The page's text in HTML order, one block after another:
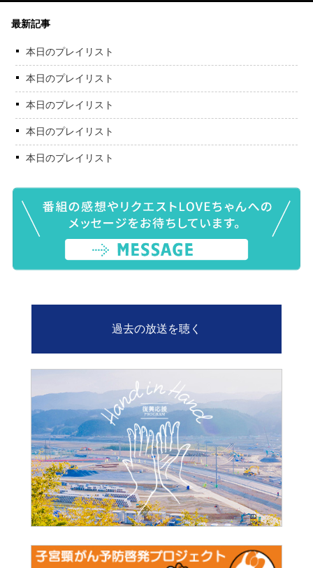
最新記事
本日のプレイリスト
本日のプレイリスト
本日のプレイリスト
本日のプレイリスト
本日のプレイリスト
過去の放送を聴く